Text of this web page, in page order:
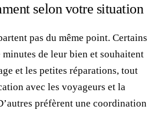
selon votre situation
pas du même point. Certains
de leur bien et souhaitent
et les petites réparations, tout
avec les voyageurs et la
préfèrent une coordination